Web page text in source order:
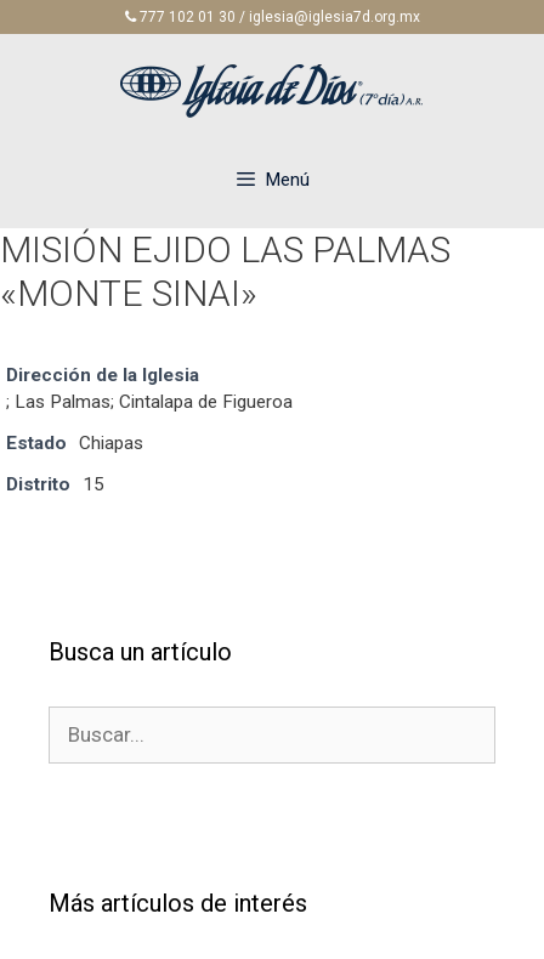
777 102 01 30 / iglesia@iglesia7d.org.mx
Menú
MISIÓN EJIDO LAS PALMAS
«MONTE SINAI»
Dirección de la Iglesia
; Las Palmas; Cintalapa de Figueroa
Estado
Chiapas
Distrito
15
Busca un artículo
Más artículos de interés